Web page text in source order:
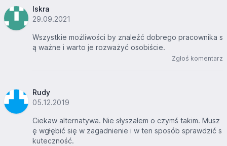
Iskra
29.09.2021
Wszystkie możliwości by znaleźć dobrego pracownika s
ą ważne i warto je rozważyć osobiście.
Zgłoś komentarz
Rudy
05.12.2019
Ciekaw alternatywa. Nie słyszałem o czymś takim. Musz
ę wgłębić się w zagadnienie i w ten sposób sprawdzić s
kuteczność.